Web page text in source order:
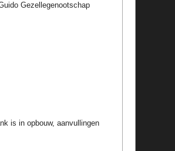
Gezellegenootschap
is in opbouw, aanvullingen